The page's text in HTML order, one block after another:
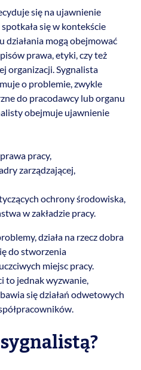
się na ujawnienie
się w kontekście
działania mogą obejmować
prawa, etyki, czy też
organizacji. Sygnalista
o problemie, zwykle
do pracodawcy lub organu
obejmuje ujawnienie
pracy,
zarządzającej,
ochrony środowiska,
w zakładzie pracy.
działa na rzecz dobra
do stworzenia
miejsc pracy.
to jednak wyzwanie,
się działań odwetowych